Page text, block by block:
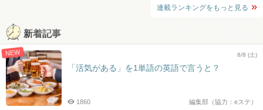
連載ランキングをもっと見る
新着記事
NEW 8/8 (土)
「活気がある」を1単語の英語で言うと？
編集部（協力：eステ）
1860